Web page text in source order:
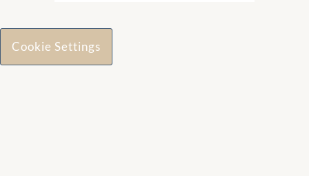
Cookie Settings